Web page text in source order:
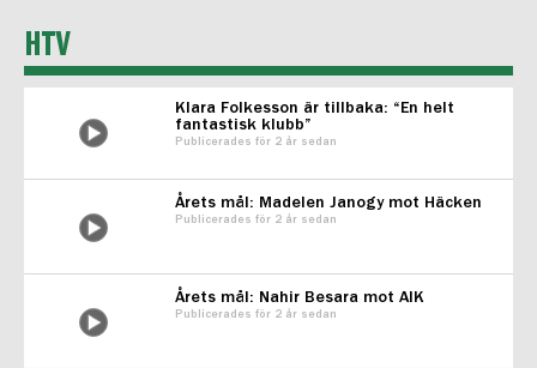
HTV
Klara Folkesson är tillbaka: “En helt
fantastisk klubb”
Publicerades för 2 år sedan
Årets mål: Madelen Janogy mot Häcken
Publicerades för 2 år sedan
Årets mål: Nahir Besara mot AIK
Publicerades för 2 år sedan